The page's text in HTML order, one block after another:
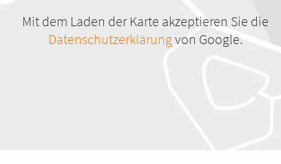
Mit dem Laden der Karte akzeptieren Sie die
Datenschutzerklärungvon Google.